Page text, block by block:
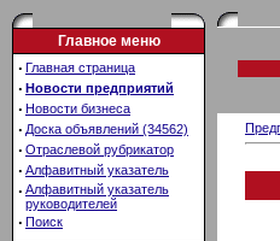
Главное меню
· Главная страница
· Новости предприятий
· Новости бизнеса
· Доска объявлений (34562)
· Отраслевой рубрикатор
· Алфавитный указатель
· Алфавитный указатель
руководителей
· Поиск